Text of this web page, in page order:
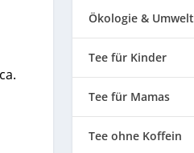
Ökologie & Umwelt
Tee für Kinder
Tee für Mamas
Tee ohne Koffein